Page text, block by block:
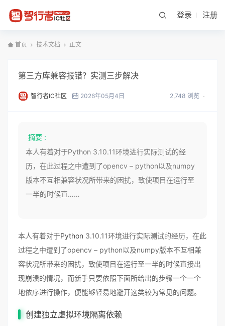
登录 注册
首页 技术文档 正文
第三方库兼容报错？实测三步解决
智行者IC社区 2026年05月4日 2,748 浏览
摘要 :
本人有着对于Python 3.10.11环境进行实际测试的经
历，在此过程之中遭到了opencv – python以及numpy
版本不互相兼容状况所带来的困扰，致使项目在运行至
一半的时候直……
本人有着对于Python 3.10.11环境进行实际测试的经历，在此
过程之中遭到了opencv – python以及numpy版本不互相兼
容状况所带来的困扰，致使项目在运行至一半的时候直接出
现崩溃的情况，而新手只要依照下面所给出的步骤一个一个
地依序进行操作，便能够轻易地避开这类较为常见的问题。
创建独立虚拟环境隔离依赖